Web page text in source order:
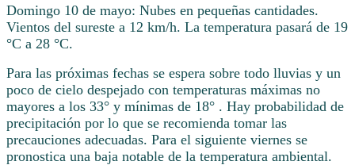
Domingo 10 de mayo: Nubes en pequeñas cantidades.
Vientos del sureste a 12 km/h. La temperatura pasará de 19
°C a 28 °C.
Para las próximas fechas se espera sobre todo lluvias y un
poco de cielo despejado con temperaturas máximas no
mayores a los 33° y mínimas de 18° . Hay probabilidad de
precipitación por lo que se recomienda tomar las
precauciones adecuadas. Para el siguiente viernes se
pronostica una baja notable de la temperatura ambiental.